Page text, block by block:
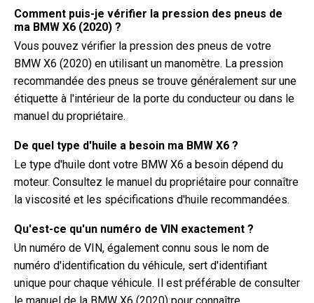
Comment puis-je vérifier la pression des pneus de
ma BMW X6 (2020) ?
Vous pouvez vérifier la pression des pneus de votre
BMW X6 (2020) en utilisant un manomètre. La pression
recommandée des pneus se trouve généralement sur une
étiquette à l'intérieur de la porte du conducteur ou dans le
manuel du propriétaire.
De quel type d'huile a besoin ma BMW X6 ?
Le type d'huile dont votre BMW X6 a besoin dépend du
moteur. Consultez le manuel du propriétaire pour connaître
la viscosité et les spécifications d'huile recommandées.
Qu'est-ce qu'un numéro de VIN exactement ?
Un numéro de VIN, également connu sous le nom de
numéro d'identification du véhicule, sert d'identifiant
unique pour chaque véhicule. Il est préférable de consulter